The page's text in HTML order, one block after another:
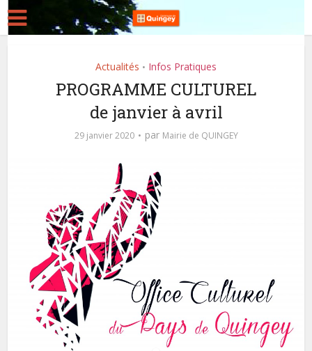
Actualités • Infos Pratiques
PROGRAMME CULTUREL
de janvier à avril
29 janvier 2020 par Mairie de QUINGEY